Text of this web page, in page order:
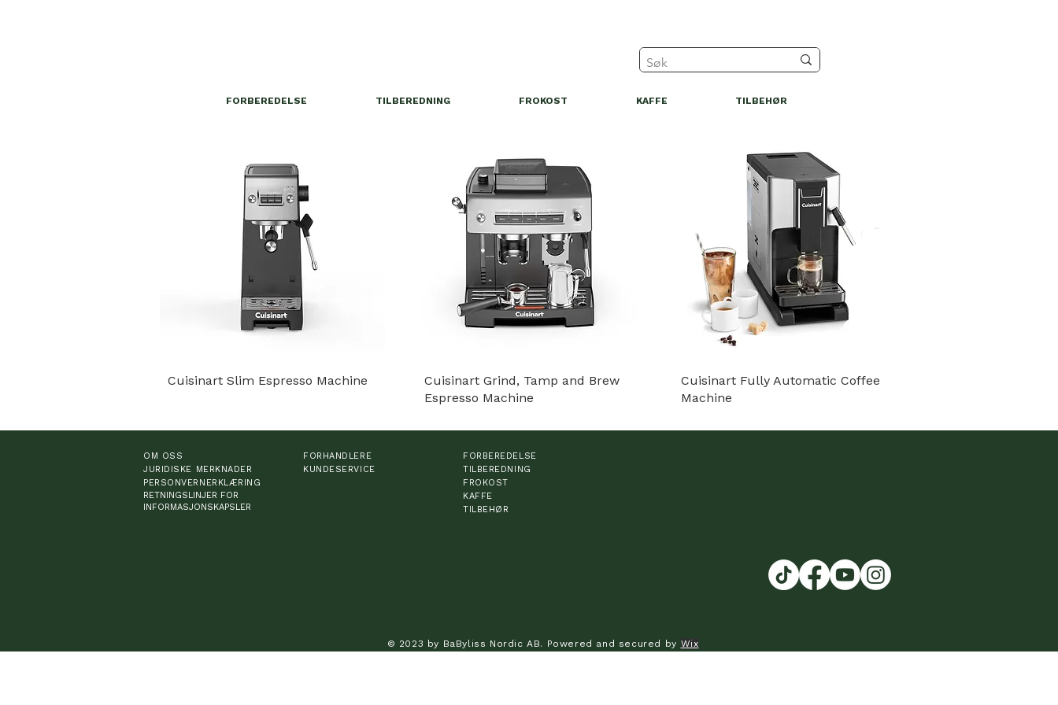
FORBEREDELSE TILBEREDNING FROKOST KAFFE TILBEHØR
Cuisinart Slim Espresso Machine
Cuisinart Grind, Tamp and Brew
Espresso Machine
Cuisinart Fully Automatic Coffee
Machine
OM OSS
JURIDISKE MERKNADER
PERSONVERNERKLÆRING
RETNINGSLINJER FOR
INFORMASJONSKAPSLER
FORHANDLERE
KUNDESERVICE
FORBEREDELSE
TILBEREDNING
FROKOST
KAFFE
TILBEHØR
© 2023 by BaByliss Nordic AB. Powered and secured by Wix